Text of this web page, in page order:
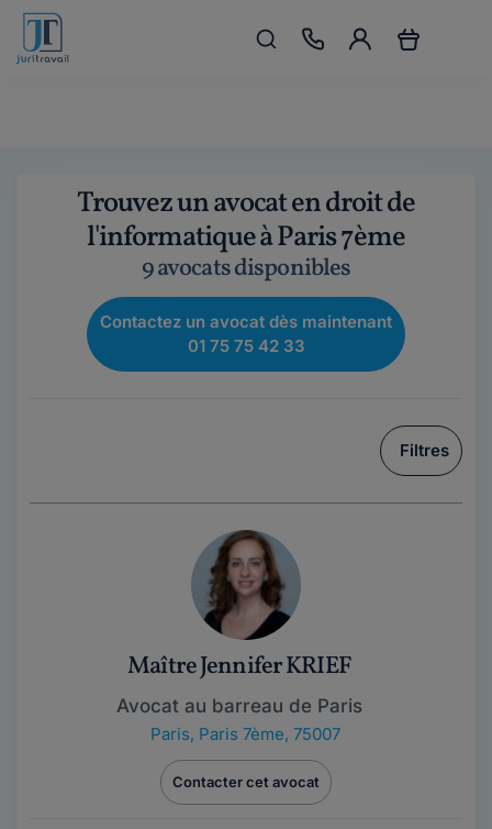
Trouvez un avocat en droit de
l'informatique à Paris 7ème
9 avocats disponibles
Contactez un avocat dès maintenant
01 75 75 42 33
Filtres
Maître Jennifer KRIEF
Avocat au barreau de Paris
Paris, Paris 7ème, 75007
Contacter cet avocat